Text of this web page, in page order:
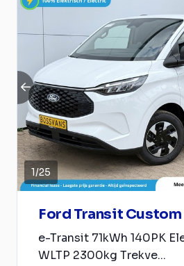
1/25
Ford Transit Custom
e-Transit 71kWh 140PK
WLTP 2300kg Trekve...